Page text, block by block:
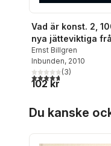
Vad är konst. 2,
nya jätteviktiga
Ernst Billgren
Inbunden, 2010
4,7utav 5 stjärnor.
(3)
102 kr
Du kanske